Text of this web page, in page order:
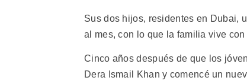
Sus dos hijos, residentes en Dubai,
al mes, con lo que la familia vive con
Cinco años después de que los
Dera Ismail Khan y comencé un